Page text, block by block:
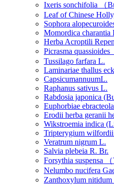
Ixeris sonchifolia （
Leaf of Chinese
Sophora
Momordica charantia
Herba Acroptili
Picrasma
Tussilago farfara L.
Laminariae thallus
CapsicumannuumL.
Raphanus sativus L.
Rabdosia japonica
Euphorbiae
Erodii herba geranii
Wikstroemia indica
Tripterygium
Veratrum nigrum L.
Salvia plebeia R. Br.
Forsythia suspensa
Nelumbo nucifera
Zanthoxylum